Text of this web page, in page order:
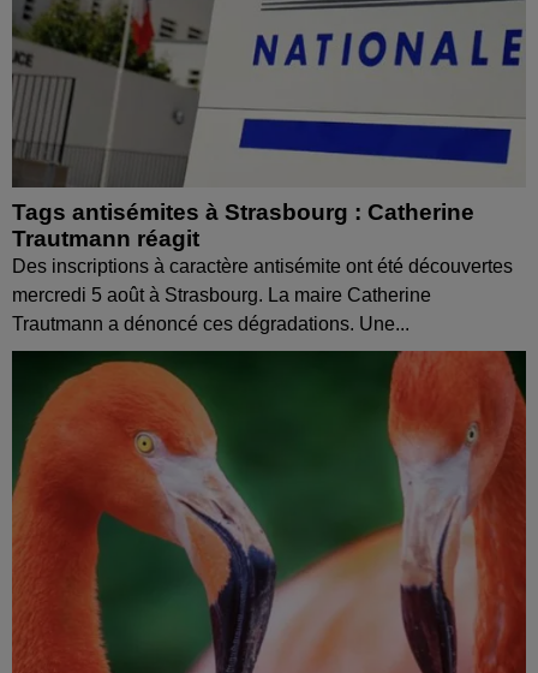
Tags antisémites à Strasbourg : Catherine
Trautmann réagit
Des inscriptions à caractère antisémite ont été découvertes
mercredi 5 août à Strasbourg. La maire Catherine
Trautmann a dénoncé ces dégradations. Une...